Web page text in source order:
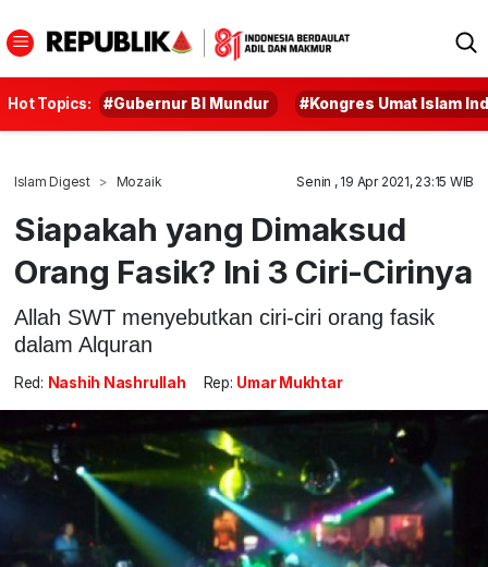
Hot Topics: #Gubernur BI Mundur #Kongres Umat Islam
Islam Digest Mozaik Senin , 19 Apr 2021, 23:15 WIB
Siapakah yang Dimaksud
Orang Fasik? Ini 3 Ciri-Cirinya
Allah SWT menyebutkan ciri-ciri orang fasik
dalam Alquran
Red: Nashih Nashrullah Rep: Umar Mukhtar